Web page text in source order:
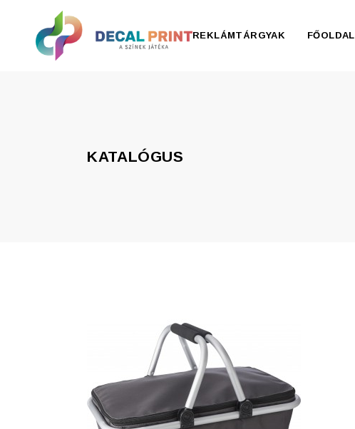
REKLÁMTÁRGYAK
Szépség, egészség
Szerelés, autó
Tárca, kulcstartó
Táska
FŐOLDAL
KATALÓGUS